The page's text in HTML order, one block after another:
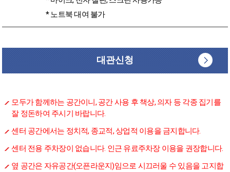
* 노트북 대여 불가
대관신청
모두가 함께하는 공간이니, 공간 사용 후 책상, 의자 등 각종 집기를
잘 정돈하여 주시기 바랍니다.
센터 공간에서는 정치적, 종교적, 상업적 이용을 금지합니다.
센터 전용 주차장이 없습니다. 인근 유료주차장 이용을 권장합니다.
옆 공간은 자유공간(오픈라운지)임으로 시끄러울 수 있음을 고지합